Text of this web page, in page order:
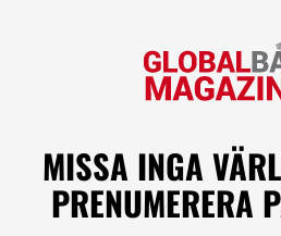
MISSA INGA
PRENUMERERA